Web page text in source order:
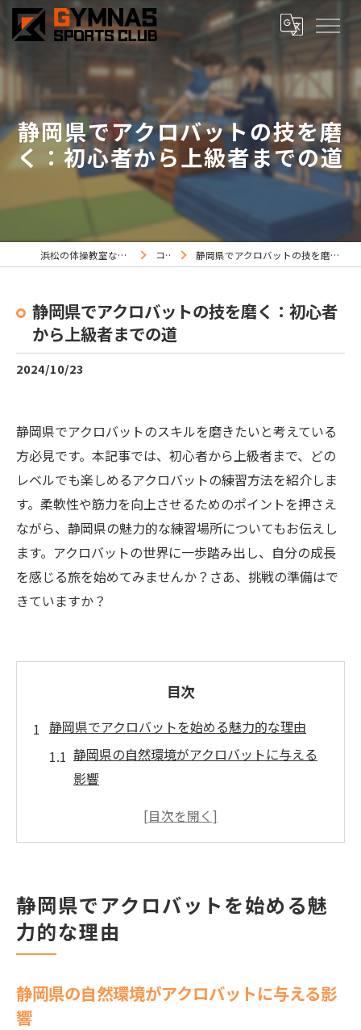
静岡県でアクロバットの技を磨
く：初心者から上級者までの道
浜松の体操教室ならジムナススポーツ コラム 静岡県でアクロバットの技を磨く：初心者から上級者までの道
静岡県でアクロバットの技を磨く：初心者
から上級者までの道
2024/10/23
静岡県でアクロバットのスキルを磨きたいと考えている
方必見です。本記事では、初心者から上級者まで、どの
レベルでも楽しめるアクロバットの練習方法を紹介しま
す。柔軟性や筋力を向上させるためのポイントを押さえ
ながら、静岡県の魅力的な練習場所についてもお伝えし
ます。アクロバットの世界に一歩踏み出し、自分の成長
を感じる旅を始めてみませんか？さあ、挑戦の準備はで
きていますか？
目次
静岡県でアクロバットを始める魅力的な理由
静岡県の自然環境がアクロバットに与える
影響
地域のアクロバットコミュニティのサポー
静岡県でのアクロバットの歴史と文化
地域特有のアクロバットスタイルとその利
アクロバットの基本をマスターしよう静岡県で
静岡県でアクロバットを始める魅
力的な理由
静岡県の自然環境がアクロバットに与える影
響